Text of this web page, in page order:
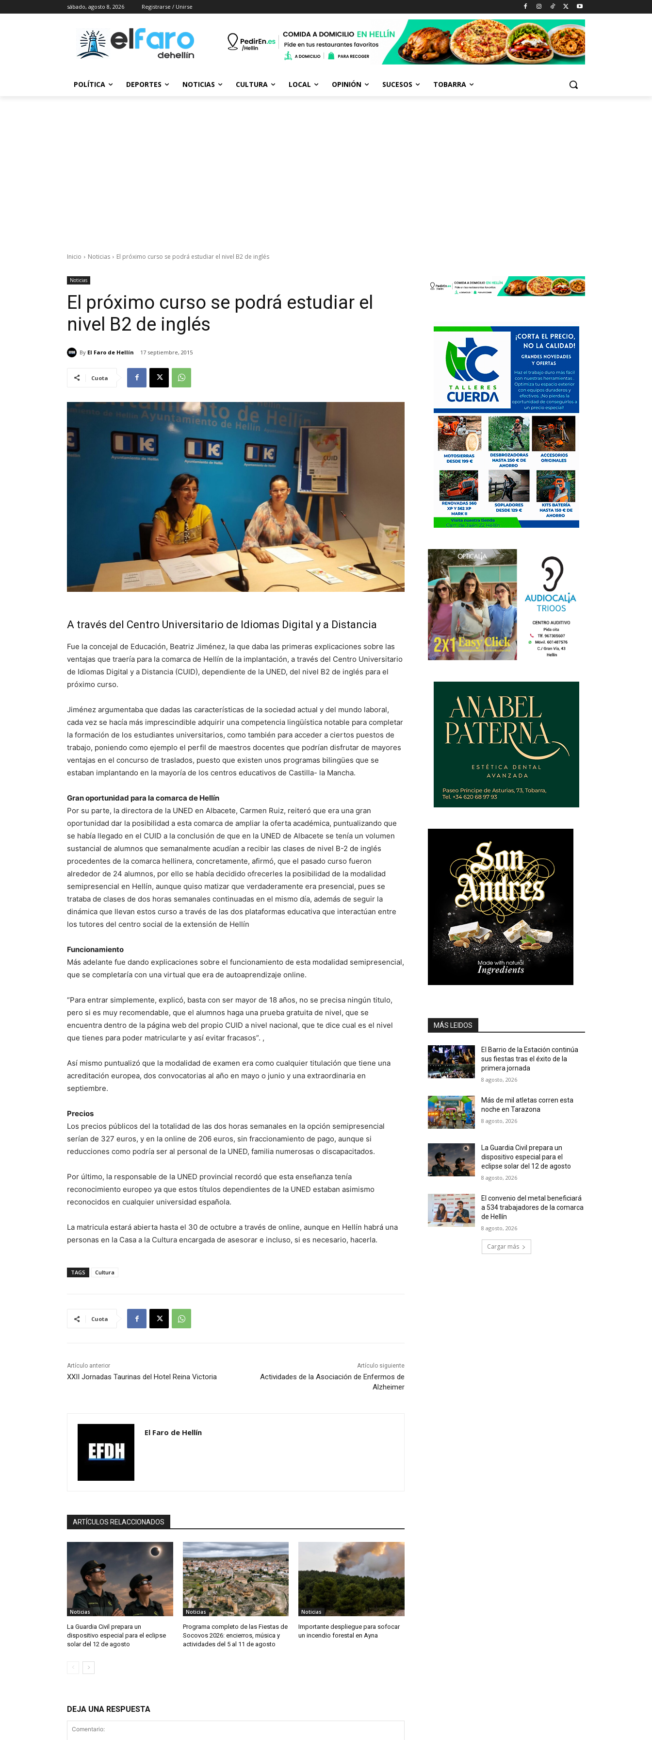
sábado, agosto 8, 2026 Registrarse / Unirse
POLÍTICA DEPORTES NOTICIAS CULTURA LOCAL OPINIÓN SUCESOS TOBARRA
Inicio Noticias El próximo curso se podrá estudiar el nivel B2 de inglés
Noticias
El próximo curso se podrá estudiar el
nivel B2 de inglés
By El Faro de Hellín 17 septiembre, 2015
Cuota
A través del Centro Universitario de Idiomas Digital y a Distancia
Fue la concejal de Educación, Beatriz Jiménez, la que daba las primeras explicaciones sobre las
ventajas que traería para la comarca de Hellín de la implantación, a través del Centro Universitario
de Idiomas Digital y a Distancia (CUID), dependiente de la UNED, del nivel B2 de inglés para el
próximo curso.
Jiménez argumentaba que dadas las características de la sociedad actual y del mundo laboral,
cada vez se hacía más imprescindible adquirir una competencia lingüística notable para completar
la formación de los estudiantes universitarios, como también para acceder a ciertos puestos de
trabajo, poniendo como ejemplo el perfil de maestros docentes que podrían disfrutar de mayores
ventajas en el concurso de traslados, puesto que existen unos programas bilingües que se
estaban implantando en la mayoría de los centros educativos de Castilla- la Mancha.
Gran oportunidad para la comarca de Hellín
Por su parte, la directora de la UNED en Albacete, Carmen Ruiz, reiteró que era una gran
oportunidad dar la posibilidad a esta comarca de ampliar la oferta académica, puntualizando que
se había llegado en el CUID a la conclusión de que en la UNED de Albacete se tenía un volumen
sustancial de alumnos que semanalmente acudían a recibir las clases de nivel B-2 de inglés
procedentes de la comarca hellinera, concretamente, afirmó, que el pasado curso fueron
alrededor de 24 alumnos, por ello se había decidido ofrecerles la posibilidad de la modalidad
semipresencial en Hellín, aunque quiso matizar que verdaderamente era presencial, pues se
trataba de clases de dos horas semanales continuadas en el mismo día, además de seguir la
dinámica que llevan estos curso a través de las dos plataformas educativa que interactúan entre
los tutores del centro social de la extensión de Hellín
Funcionamiento
Más adelante fue dando explicaciones sobre el funcionamiento de esta modalidad semipresencial,
que se completaría con una virtual que era de autoaprendizaje online.
“Para entrar simplemente, explicó, basta con ser mayor de 18 años, no se precisa ningún titulo,
pero si es muy recomendable, que el alumnos haga una prueba gratuita de nivel, que se
encuentra dentro de la página web del propio CUID a nivel nacional, que te dice cual es el nivel
que tienes para poder matricularte y así evitar fracasos”. ,
Así mismo puntualizó que la modalidad de examen era como cualquier titulación que tiene una
acreditación europea, dos convocatorias al año en mayo o junio y una extraordinaria en
septiembre.
Precios
Los precios públicos del la totalidad de las dos horas semanales en la opción semipresencial
serían de 327 euros, y en la online de 206 euros, sin fraccionamiento de pago, aunque si
reducciones como podría ser al personal de la UNED, familia numerosas o discapacitados.
Por último, la responsable de la UNED provincial recordó que esta enseñanza tenía
reconocimiento europeo ya que estos títulos dependientes de la UNED estaban asimismo
reconocidos en cualquier universidad española.
La matricula estará abierta hasta el 30 de octubre a través de online, aunque en Hellín habrá una
personas en la Casa a la Cultura encargada de asesorar e incluso, si es necesario, hacerla.
TAGS Cultura
Cuota
Artículo anterior
XXII Jornadas Taurinas del Hotel Reina Victoria
Artículo siguiente
Actividades de la Asociación de Enfermos de
Alzheimer
El Faro de Hellín
ARTÍCULOS RELACCIONADOS
Noticias
La Guardia Civil prepara un
dispositivo especial para el eclipse
solar del 12 de agosto
Noticias
Programa completo de las Fiestas de
Socovos 2026: encierros, música y
actividades del 5 al 11 de agosto
Noticias
Importante despliegue para sofocar
un incendio forestal en Ayna
DEJA UNA RESPUESTA
MÁS LEIDOS
El Barrio de la Estación continúa
sus fiestas tras el éxito de la
primera jornada
8 agosto, 2026
Más de mil atletas corren esta
noche en Tarazona
8 agosto, 2026
La Guardia Civil prepara un
dispositivo especial para el
eclipse solar del 12 de agosto
8 agosto, 2026
El convenio del metal beneficiará
a 534 trabajadores de la comarca
de Hellín
8 agosto, 2026
Cargar más